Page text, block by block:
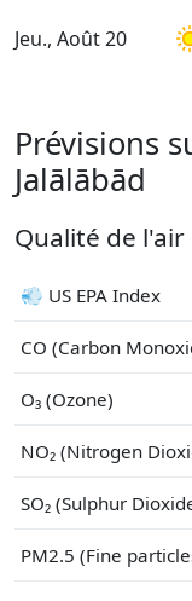
Jeu., Août 20
Prévisions
Jalālābād
Qualité de l'air
💨 US EPA Index
CO (Carbon
O₃ (Ozone)
NO₂ (Nitrogen
SO₂ (Sulphur
PM2.5 (Fine